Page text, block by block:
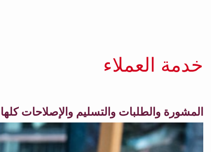
خدمة العملاء
المشورة والطلبات والتسليم والإصلاحات